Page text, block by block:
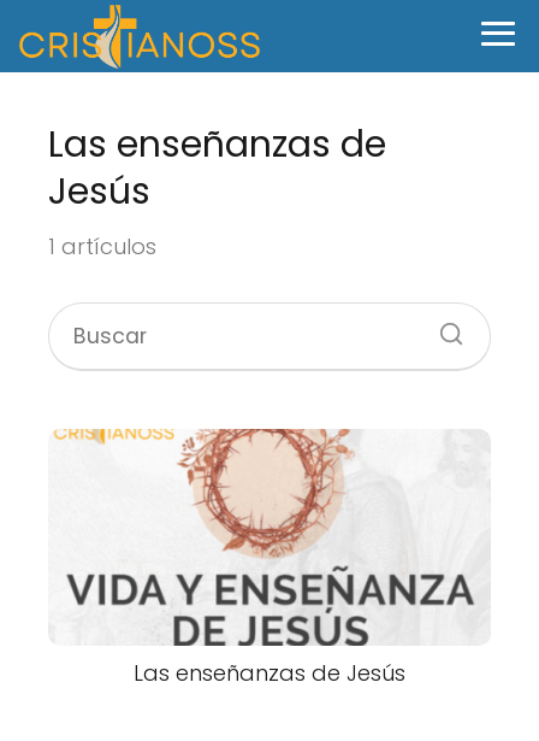
Las enseñanzas de
Jesús
1 artículos
Las enseñanzas de Jesús